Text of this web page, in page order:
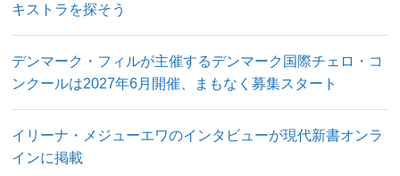
キストラを探そう
デンマーク・フィルが主催するデンマーク国際チェロ・コ
ンクールは2027年6月開催、まもなく募集スタート
イリーナ・メジューエワのインタビューが現代新書オンラ
インに掲載